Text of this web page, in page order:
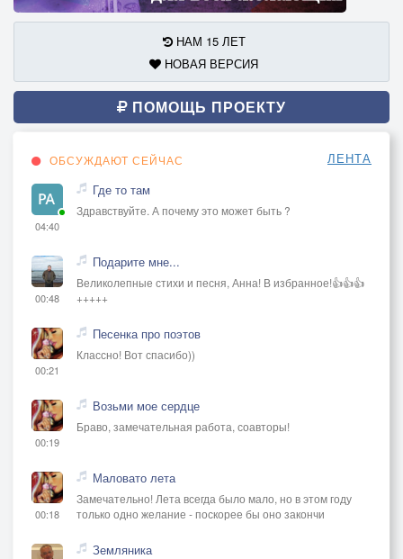
НАМ 15 ЛЕТ
НОВАЯ ВЕРСИЯ
ПОМОЩЬ ПРОЕКТУ
ОБСУЖДАЮТ СЕЙЧАС ЛЕНТА
04:40
Где то там
Здравствуйте. А почему это может быть ?
00:48
Подарите мне...
Великолепные стихи и песня, Анна! В избранное!👍👍👍
+++++
00:21
Песенка про поэтов
Классно! Вот спасибо))
00:19
Возьми мое сердце
Браво, замечательная работа, соавторы!
00:18
Маловато лета
Замечательно! Лета всегда было мало, но в этом году
только одно желание - поскорее бы оно закончи
Земляника